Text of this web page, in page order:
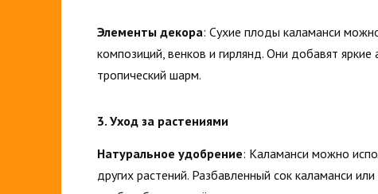
Элементы декора: Сухие плоды каламанси
композиций, венков и гирлянд. Они добавят
тропический шарм.
3. Уход за растениями
Натуральное удобрение: Каламанси можно
других растений. Разбавленный сок каламанси